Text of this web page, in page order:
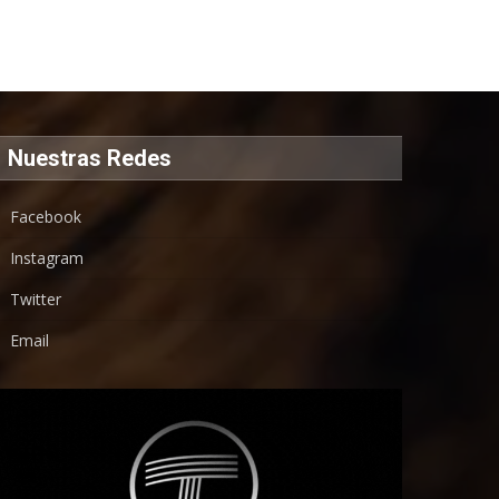
Nuestras Redes
Facebook
Instagram
Twitter
Email